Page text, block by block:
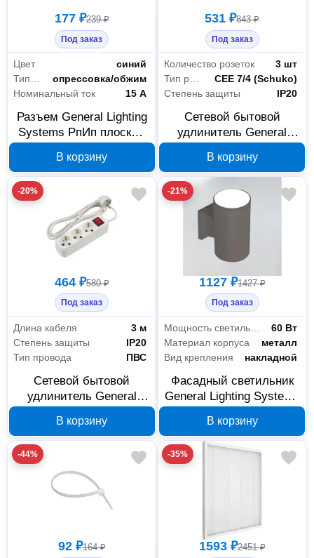
177 ₽239 ₽
Под заказ
Цвет
синий
опрессовка/обжим
Номинальный ток
15 А
Разъем General Lighting
Systems РпИп плоский
В корзину
531 ₽843 ₽
Под заказ
Количество розеток
3 шт
Тип розетки
CEE 7/4 (Schuko)
Степень защиты
IP20
Сетевой бытовой
удлинитель General
3 розетки, 5 м
В корзину
-20%
464 ₽580 ₽
Под заказ
Длина кабеля
3 м
Степень защиты
IP20
Тип провода
ПВС
Сетевой бытовой
удлинитель General
розетки 3 м 16 А 470103
В корзину
-21%
1127 ₽1427 ₽
Под заказ
Мощность светильника
60 Вт
Материал корпуса
металл
Вид крепления
накладной
Фасадный светильник
General Lighting Systems
IP65 графит, 662528
В корзину
-44%
92 ₽164 ₽
-35%
1593 ₽2451 ₽